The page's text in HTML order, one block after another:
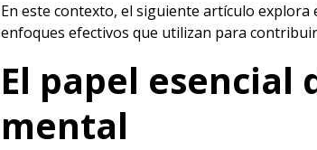
En este contexto, el siguiente artículo explora
enfoques efectivos que utilizan para
El papel esencial
mental